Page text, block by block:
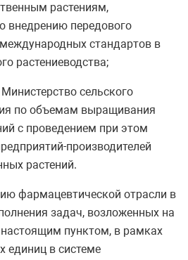
растениям,
внедрению передового
стандартов в
растениеводства;
сельского
по объемам выращивания
с проведением при этом
производителей
растений.
фармацевтической отрасли в
задач, возложенных на
настоящим пунктом, в рамках
единиц в системе